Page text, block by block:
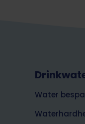
Water